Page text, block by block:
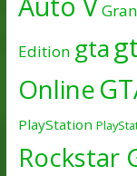
Edition gta
Online
PlayStation
Rockstar